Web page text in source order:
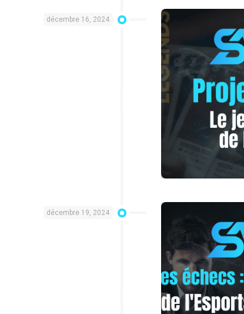
décembre 16, 2024
décembre 19, 2024